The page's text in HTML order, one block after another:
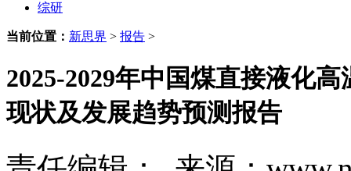
综研
当前位置： 新思界 > 报告 >
2025-2029年中国煤直接液化
现状及发展趋势预测报告